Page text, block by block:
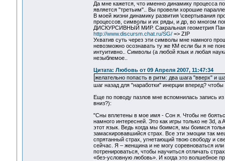
Да мне кажется, что именно динамику процесса
является "третьим".. Вы провели хорошие
В моей жизни динамику развития \свертывания
процессов, символы и их ряды, и др, во многом
ДИСКУРСИВНЫЙ МИР. Сакральная геометрия
http://www.discursm.chat.ru/SG/=> ZIP
Ухватив суть через эти символы мне намного
невозможно осознавать ту же КМ если бы я не
интуитивно.. Символы (а любой язык и любая
незыблемое..
Цитата: Любовь от 09 Апреля 2007, 11:47:34
желательно попасть в ритм: два шага "вверх" и
шаг назад для "наработки" инерции вперед?
Еще по поводу пазлов мне вспомнилась запись
вниз?):
"Сны вплетены в мое имя - Сон я. Чтобы не
намного интересней. Это как игры только не 3d,
этот язык. Ведь когда мы боимся, мы боимся
замаскировавшийся страх. Все эти эмоции так
спрятанный страх, угнетающий твою свободу и
сейчас. Я – женщина и не могу соревноваться
потренироваться, чтобы научиться отличать
«без-условную любовь». И когда это волшебное